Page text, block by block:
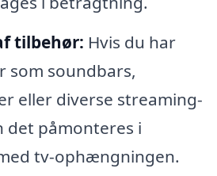
tilbehør: Hvis du har
som soundbars,
eller diverse streaming-
det påmonteres i
tv-ophængningen.